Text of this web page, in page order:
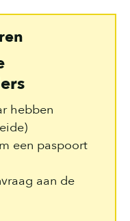
hebben
een paspoort
aan de